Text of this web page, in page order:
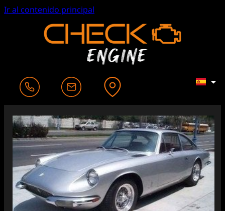
Ir al contenido principal